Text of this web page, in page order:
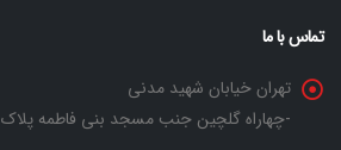
تماس با ما
تهران خیابان شهید مدنی
-چهاراه گلچین جنب مسجد بنی فاطمه پلاک 486